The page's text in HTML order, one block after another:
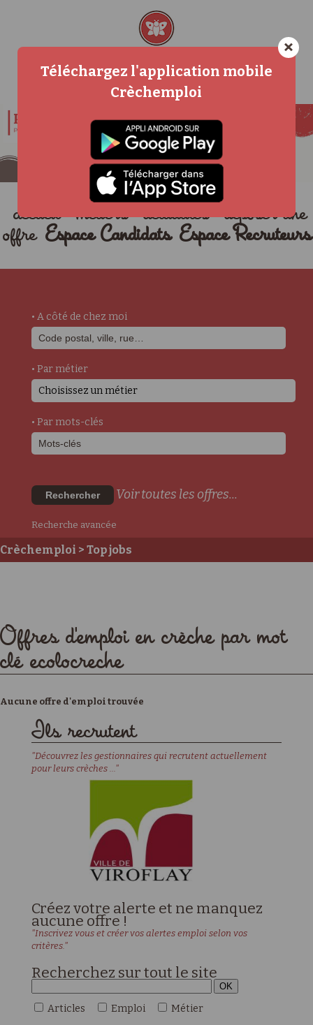
accueil métiers actualités
déposer une
offre Espace Candidats Espace Recruteurs
• A côté de chez moi
• Par métier
Choisissez un métier
• Par mots-clés
Rechercher Voir toutes les offres...
Recherche avancée
Crèchemploi > Top jobs
Offres d'emploi en crèche par mot
clé ecolocreche
Aucune offre d'emploi trouvée
Ils recrutent
"Découvrez les gestionnaires qui recrutent actuellement
pour leurs crèches ..."
Créez votre alerte et ne manquez
aucune offre !
"Inscrivez vous et créer vos alertes emploi selon vos
critères."
Recherchez sur tout le site
Articles Emploi Métier
×
Téléchargez l'application mobile
Crèchemploi